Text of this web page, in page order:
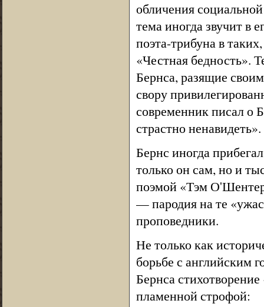
обличения
тема иногда звучит в
поэта-трибуна в
«Честная бедность».
Бернса, разящие
свору
современник писал о
страстно ненавидеть».
Бернс иногда
только он сам, но и
поэмой «Тэм
— пародия на те
проповедники.
Не только как
борьбе с английским
Бернса
пламенной строфой: